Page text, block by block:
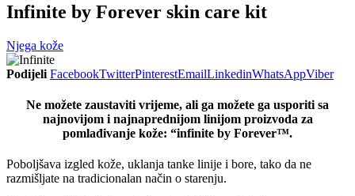
Infinite by Forever skin care kit
Njega kože
Podijeli FacebookTwitterPinterestEmailLinkedinWhatsAppViber
Ne možete zaustaviti vrijeme, ali ga možete ga usporiti sa
najnovijom i najnaprednijom linijom proizvoda za
pomlađivanje kože: “infinite by Forever™.
Poboljšava izgled kože, uklanja tanke linije i bore, tako da ne
razmišljate na tradicionalan način o starenju.